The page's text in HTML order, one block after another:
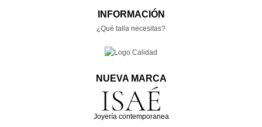
INFORMACIÓN
¿Qué talla necesitas?
NUEVA MARCA
Joyería contemporanea